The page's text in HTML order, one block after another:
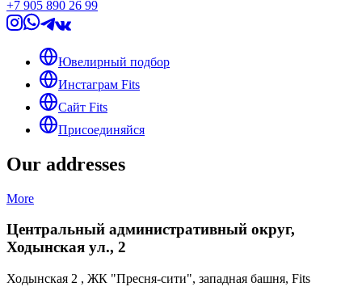
+7 905 890 26 99
Ювелирный подбор
Инстаграм Fits
Сайт Fits
Присоединяйся
Our addresses
More
Центральный административный округ,
Ходынская ул., 2
Ходынская 2 , ЖК "Пресня-сити", западная башня, Fits